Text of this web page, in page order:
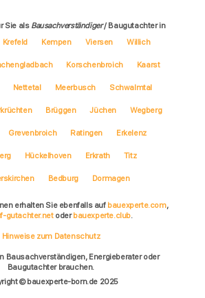
Sie als Bausachverständiger/ Baugutachter in
Krefeld Kempen Viersen Willich
Korschenbroich Kaarst
Nettetal Meerbusch Schwalmtal
Brüggen Jüchen Wegberg
Grevenbroich Ratingen Erkelenz
Hückelhoven Erkrath Titz
Bedburg Dormagen
erhalten Sie ebenfalls auf bauexperte.com,
gutachter.netoderbauexperte.club.
Hinweise zum Datenschutz
Bausachverständigen, Energieberater oder
Baugutachter brauchen.
© bauexperte-born.de 2025